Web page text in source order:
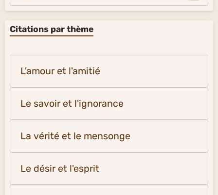
Citations par thème
L'amour et l'amitié
Le savoir et l'ignorance
La vérité et le mensonge
Le désir et l'esprit